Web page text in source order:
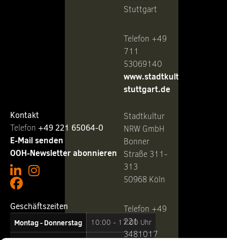
Kontakt
Telefon ‭ +49 221 65064-0
E-Mail senden
OOH-Newsletter abonnieren
Geschäftszeiten
Montag - Donnerstag
10:00 - 17:00 Uhr
Stuttgart
Telefon +49
711
53069140
www.stadtkultur-
stuttgart.de
Stadtkultur
NRW GmbH
Bonner
Straße 311-
313
50968 Köln
Telefon +49
221
3481017